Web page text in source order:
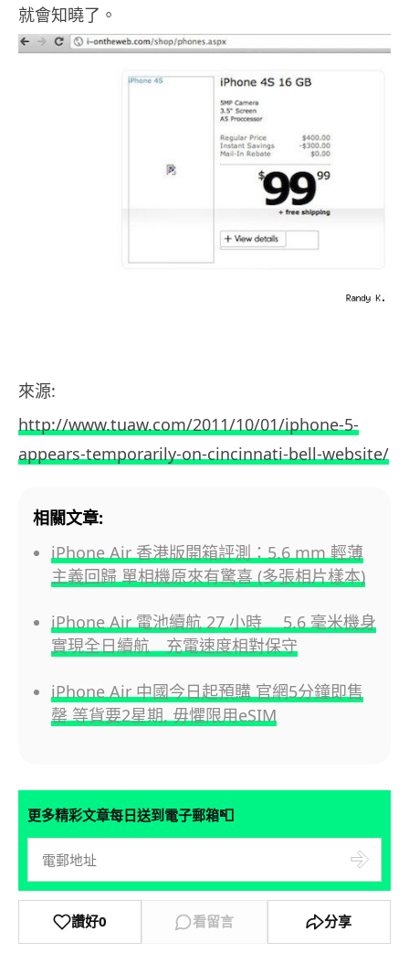
就會知曉了。
來源:
http://www.tuaw.com/2011/10/01/iphone-5-
appears-temporarily-on-cincinnati-bell-website/
相關文章:
iPhone Air 香港版開箱評測：5.6 mm 輕薄
主義回歸 單相機原來有驚喜 (多張相片樣本)
iPhone Air 電池續航 27 小時 5.6 毫米機身
實現全日續航 充電速度相對保守
iPhone Air 中國今日起預購 官網5分鐘即售
罄 等貨要2星期, 毋懼限用eSIM
更多精彩文章每日送到電子郵箱📮
讚好0 看留言 分享